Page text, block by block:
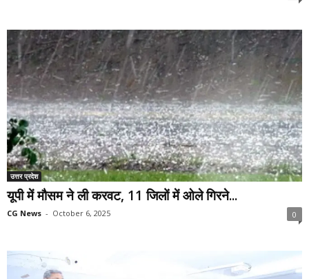
उत्तर प्रदेश
यूपी में मौसम ने ली करवट, 11 जिलों में ओले गिरने...
CG News - October 6, 2025 0